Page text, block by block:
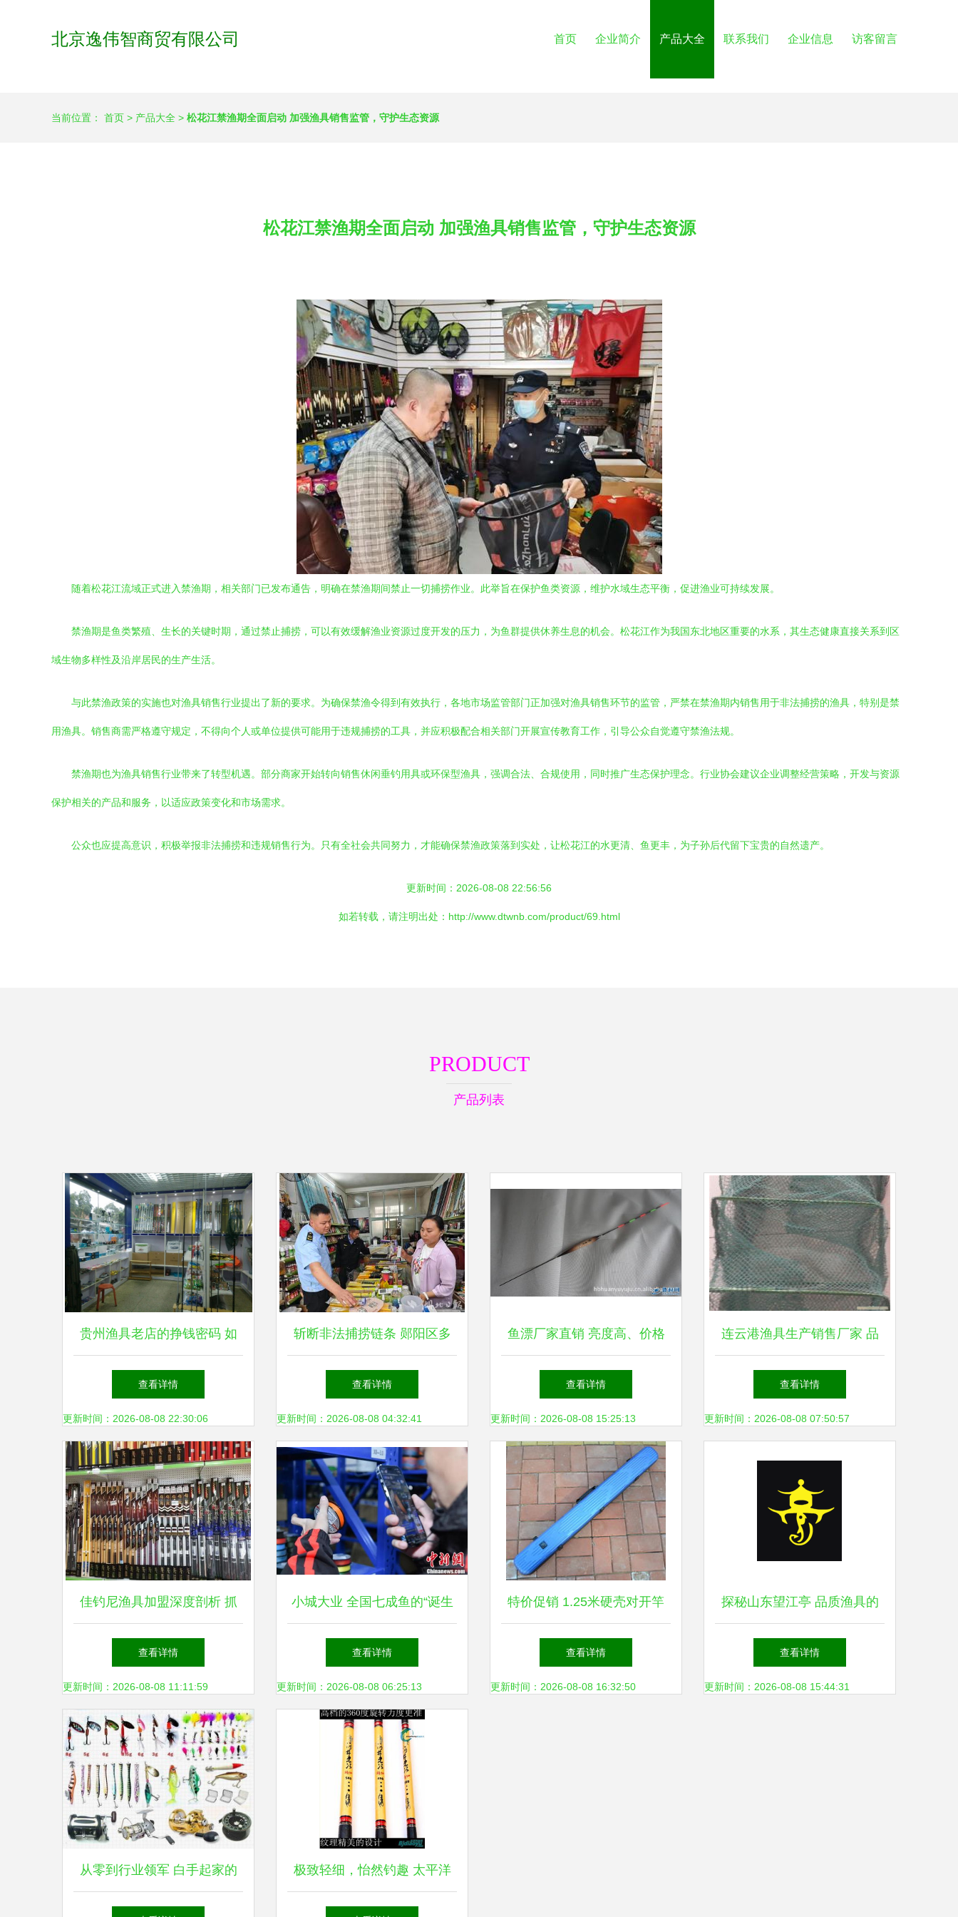
北京逸伟智商贸有限公司 首页 企业简介 产品大全 联系我们 企业信息 访客留言
当前位置： 首页 > 产品大全 > 松花江禁渔期全面启动 加强渔具销售监管，守护生态资源
松花江禁渔期全面启动 加强渔具销售监管，守护生态资源
随着松花江流域正式进入禁渔期，相关部门已发布通告，明确在禁渔期间禁止一切捕捞作业。此举旨在保护鱼类资源，维护水域生态平衡，促进渔业可持续发展。
禁渔期是鱼类繁殖、生长的关键时期，通过禁止捕捞，可以有效缓解渔业资源过度开发的压力，为鱼群提供休养生息的机会。松花江作为我国东北地区重要的水系，其生态健康直接关系到区
域生物多样性及沿岸居民的生产生活。
与此禁渔政策的实施也对渔具销售行业提出了新的要求。为确保禁渔令得到有效执行，各地市场监管部门正加强对渔具销售环节的监管，严禁在禁渔期内销售用于非法捕捞的渔具，特别是禁
用渔具。销售商需严格遵守规定，不得向个人或单位提供可能用于违规捕捞的工具，并应积极配合相关部门开展宣传教育工作，引导公众自觉遵守禁渔法规。
禁渔期也为渔具销售行业带来了转型机遇。部分商家开始转向销售休闲垂钓用具或环保型渔具，强调合法、合规使用，同时推广生态保护理念。行业协会建议企业调整经营策略，开发与资源
保护相关的产品和服务，以适应政策变化和市场需求。
公众也应提高意识，积极举报非法捕捞和违规销售行为。只有全社会共同努力，才能确保禁渔政策落到实处，让松花江的水更清、鱼更丰，为子孙后代留下宝贵的自然遗产。
更新时间：2026-08-08 22:56:56
如若转载，请注明出处：http://www.dtwnb.com/product/69.html
PRODUCT
产品列表
贵州渔具老店的挣钱密码 如
何用狼王营销活动抓住生意契
机
查看详情
更新时间：2026-08-08 22:30:06
斩断非法捕捞链条 郧阳区多
部门联合开展禁用渔具销售专
项执法检查
查看详情
更新时间：2026-08-08 04:32:41
鱼漂厂家直销 亮度高、价格
低、售后好的四重保障
查看详情
更新时间：2026-08-08 15:25:13
连云港渔具生产销售厂家 品
质与服务的双重保障
查看详情
更新时间：2026-08-08 07:50:57
佳钓尼渔具加盟深度剖析 抓
住垂钓经济风口，开启创业理
想选择
查看详情
更新时间：2026-08-08 11:11:59
小城大业 全国七成鱼的“诞生
地”，竟藏在这个浙江内陆小
镇？
查看详情
更新时间：2026-08-08 06:25:13
特价促销 1.25米硬壳对开竿
包，渔具收纳与保护的最佳选
择
查看详情
更新时间：2026-08-08 16:32:50
探秘山东望江亭 品质渔具的
专业之选
查看详情
更新时间：2026-08-08 15:44:31
从零到行业领军 白手起家的
电商渔具销售传奇
极致轻细，怡然钓趣 太平洋
酒井忠次台钓竿3.6米深度体